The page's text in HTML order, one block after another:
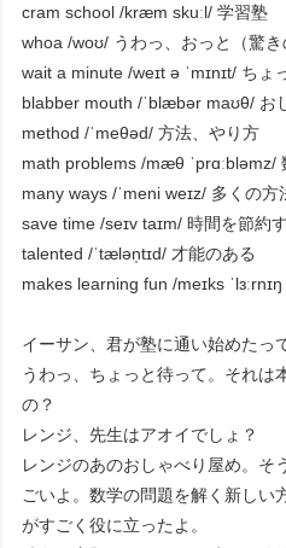
cram school /kræm skuːl/ 学習塾
whoa /woʊ/ うわっ、おっと（驚き
wait a minute /weɪt ə ˈmɪnɪt/ ちょ
blabber mouth /ˈblæbər maʊθ/ お
method /ˈmeθəd/ 方法、やり方
math problems /mæθ ˈprɑːbləmz/
many ways /ˈmeni weɪz/ 多くの方
save time /seɪv taɪm/ 時間を節約
talented /ˈtælən̩tɪd/ 才能のある
makes learning fun /meɪks
イーサン、君が塾に通い始めたっ
うわっ、ちょっと待って。それは
の？
レンジ、先生はアオイでしょ？
レンジのあのおしゃべり屋め。そ
ごいよ。数学の問題を解く新しい
がすごく役に立ったよ。